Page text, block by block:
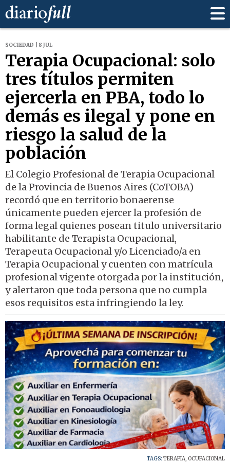
SOCIEDAD | 8 JUL
Terapia Ocupacional: solo
tres títulos permiten
ejercerla en PBA, todo lo
demás es ilegal y pone en
riesgo la salud de la
población
El Colegio Profesional de Terapia Ocupacional
de la Provincia de Buenos Aires (CoTOBA)
recordó que en territorio bonaerense
únicamente pueden ejercer la profesión de
forma legal quienes posean titulo universitario
habilitante de Terapista Ocupacional,
Terapeuta Ocupacional y/o Licenciado/a en
Terapia Ocupacional y cuenten con matrícula
profesional vigente otorgada por la institución,
y alertaron que toda persona que no cumpla
esos requisitos esta infringiendo la ley.
TAGS: TERAPIA, OCUPACIONAL